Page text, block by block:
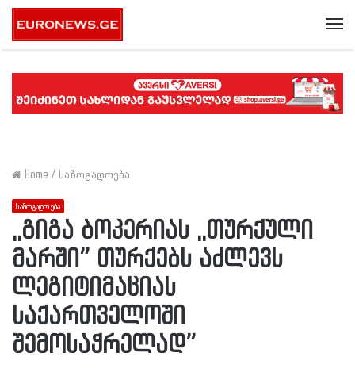
Home / საზოგადოება
საზოგადოება
,,გიგა ბოკერიას ,,თურქული
მარში” თურქებს აძლევს
ლეგიტიმაციას
საქართველოში
შემოსაჭრელად”